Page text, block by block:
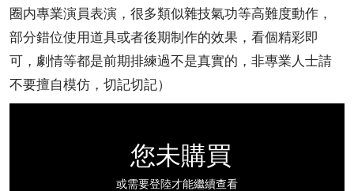
圈内專業演員表演，很多類似雜技氣功等高難度動作，
部分錯位使用道具或者後期制作的效果，看個精彩即
可，劇情等都是前期排練過不是真實的，非專業人士請
不要擅自模仿，切記切記）
您未購買
或需要登陸才能繼續查看